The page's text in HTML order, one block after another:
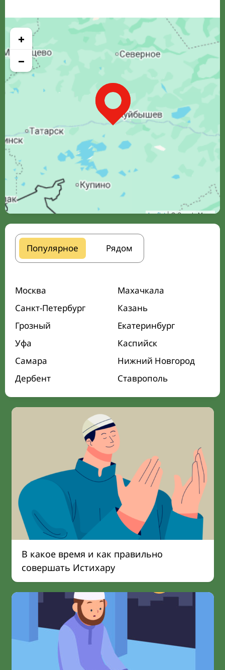
+
−
Leaflet| © Google Maps
Популярное Рядом
Москва
Махачкала
Санкт-Петербург
Казань
Грозный
Екатеринбург
Уфа
Каспийск
Самара
Нижний Новгород
Дербент
Ставрополь
В какое время и как правильно
совершать Истихару